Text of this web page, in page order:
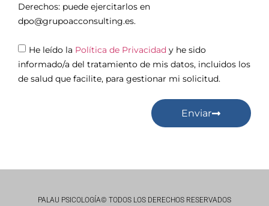
Derechos: puede ejercitarlos en
dpo@grupoacconsulting.es.
He leído la Política de Privacidad y he sido
informado/a del tratamiento de mis datos, incluidos los
de salud que facilite, para gestionar mi solicitud.
Enviar
PALAU PSICOLOGÍA© TODOS LOS DERECHOS RESERVADOS